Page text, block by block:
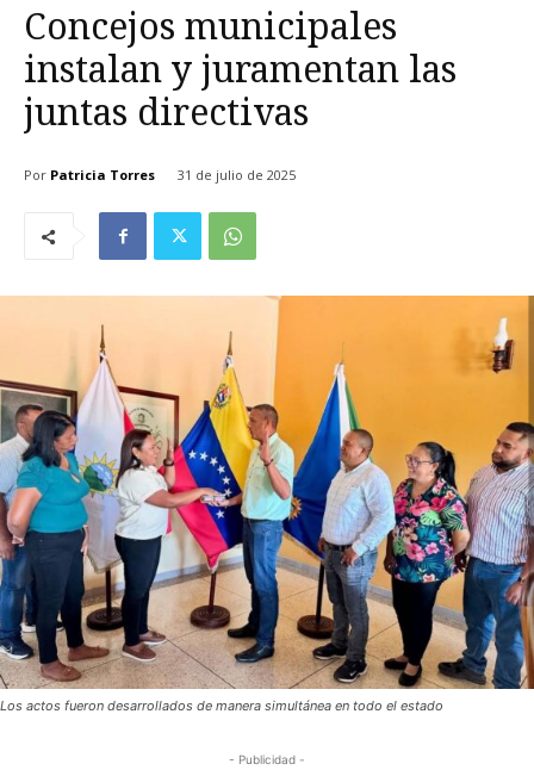
Concejos municipales
instalan y juramentan las
juntas directivas
Por Patricia Torres 31 de julio de 2025
Los actos fueron desarrollados de manera simultánea en todo el estado
- Publicidad -